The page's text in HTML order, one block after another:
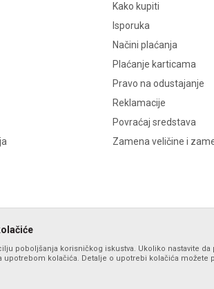
Kako kupiti
Isporuka
Načini plaćanja
Plaćanje karticama
Pravo na odustajanje
Reklamacije
Povraćaj sredstava
Zamena veličine i
poboljšanja korisničkog iskustva. Ukoliko nastavite
upotrebom kolačića. Detalje o upotrebi kolačića možete